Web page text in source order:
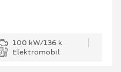
100 kW/136 k
Elektromobil